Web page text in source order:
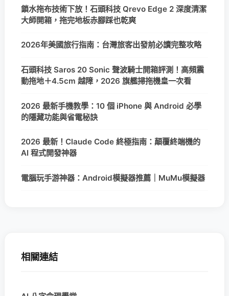
鎖水拖布技術下放！石頭科技 Qrevo Edge 2 深度清潔
大師開箱，拖完地板赤腳踩也乾爽
2026年美國旅行指南：台灣旅客出發前必讀完整攻略
石頭科技 Saros 20 Sonic 聲波騎士開箱評測！高頻震
動拖地＋4.5cm 越障，2026 旗艦掃拖機皇一次看
2026 最新手機教學：10 個 iPhone 與 Android 必學
的隱藏功能與省電秘訣
2026 最新！Claude Code 終極指南：顛覆終端機的
AI 程式開發神器
電腦玩手游神器：Android模擬器推薦｜MuMu模擬器
相關連結